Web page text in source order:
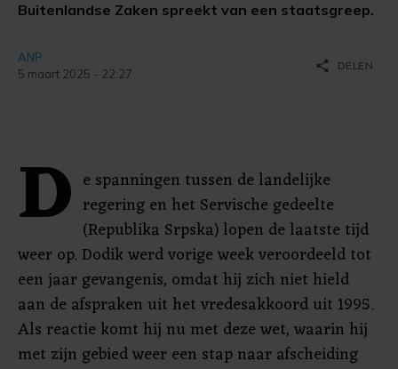
Buitenlandse Zaken spreekt van een staatsgreep.
ANP
5 maart 2025 - 22:27
share DELEN
D e spanningen tussen de landelijke
regering en het Servische gedeelte
(Republika Srpska) lopen de laatste tijd
weer op. Dodik werd vorige week veroordeeld tot
een jaar gevangenis, omdat hij zich niet hield
aan de afspraken uit het vredesakkoord uit 1995.
Als reactie komt hij nu met deze wet, waarin hij
met zijn gebied weer een stap naar afscheiding